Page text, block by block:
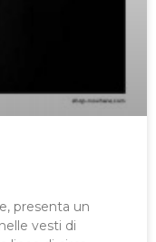
presenta un
vesti di